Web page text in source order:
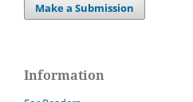
Make a Submission
Information